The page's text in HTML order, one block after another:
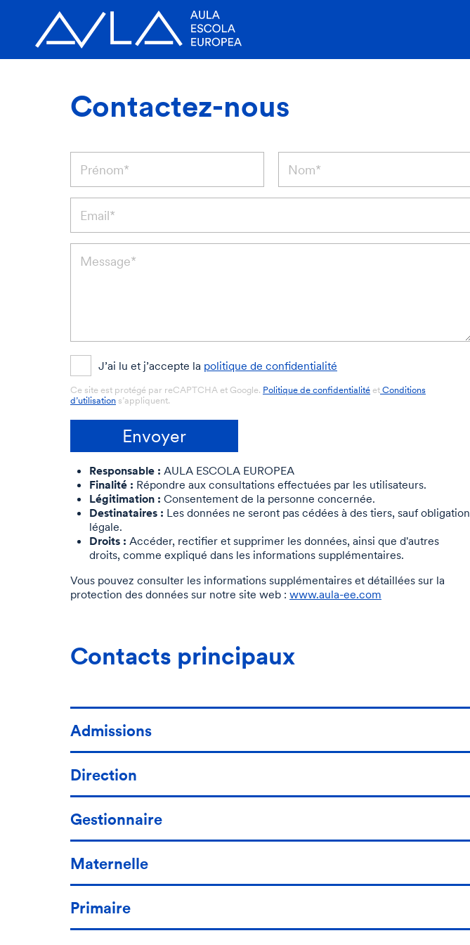
Contactez-nous
J’ai lu et j’accepte la politique de confidentialité
Ce site est protégé par reCAPTCHA et Google. Politique de confidentialité etConditions
d’utilisation s’appliquent.
Responsable : AULA ESCOLA EUROPEA
Finalité : Répondre aux consultations effectuées par les utilisateurs.
Légitimation : Consentement de la personne concernée.
Destinataires : Les données ne seront pas cédées à des tiers, sauf obligation
légale.
Droits : Accéder, rectifier et supprimer les données, ainsi que d'autres
droits, comme expliqué dans les informations supplémentaires.
Vous pouvez consulter les informations supplémentaires et détaillées sur la
protection des données sur notre site web : www.aula-ee.com
Contacts principaux
Admissions
Direction
Gestionnaire
Maternelle
Primaire